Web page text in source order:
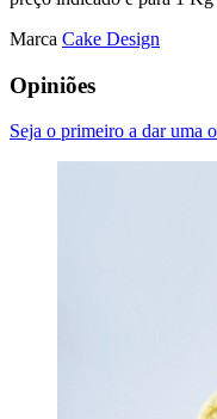
Marca Cake Design
Opiniões
Seja o primeiro a dar uma